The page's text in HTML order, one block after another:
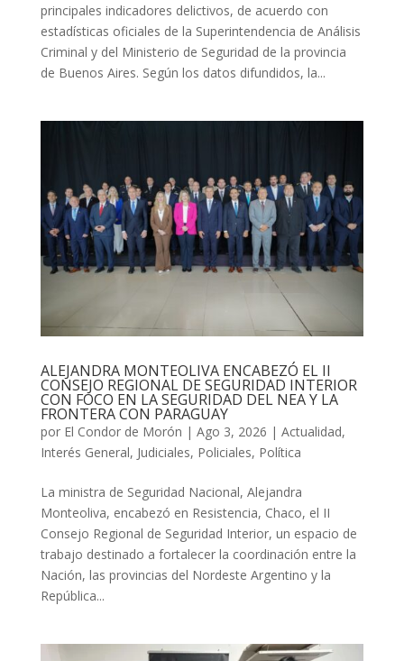
principales indicadores delictivos, de acuerdo con
estadísticas oficiales de la Superintendencia de Análisis
Criminal y del Ministerio de Seguridad de la provincia
de Buenos Aires. Según los datos difundidos, la...
ALEJANDRA MONTEOLIVA ENCABEZÓ EL II
CONSEJO REGIONAL DE SEGURIDAD INTERIOR
CON FOCO EN LA SEGURIDAD DEL NEA Y LA
FRONTERA CON PARAGUAY
por El Condor de Morón | Ago 3, 2026 | Actualidad,
Interés General, Judiciales, Policiales, Política
La ministra de Seguridad Nacional, Alejandra
Monteoliva, encabezó en Resistencia, Chaco, el II
Consejo Regional de Seguridad Interior, un espacio de
trabajo destinado a fortalecer la coordinación entre la
Nación, las provincias del Nordeste Argentino y la
República...